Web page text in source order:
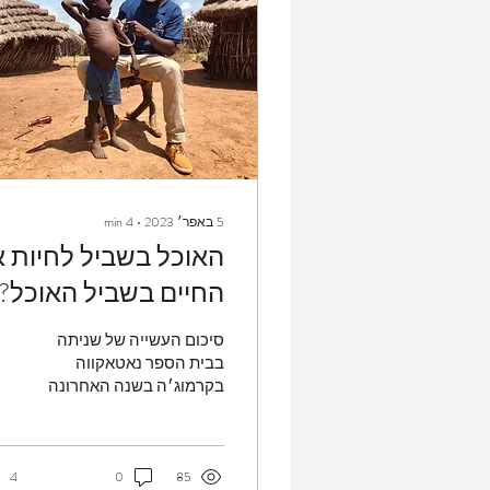
5 באפר׳ 2023 ∙
4
min
האוכל בשביל לחיות
החיים בשביל
סיכום העשייה של שניתה
בבית הספר נאטאקווה
בקרמוג׳ה בשנה האחרונה
85
0
4